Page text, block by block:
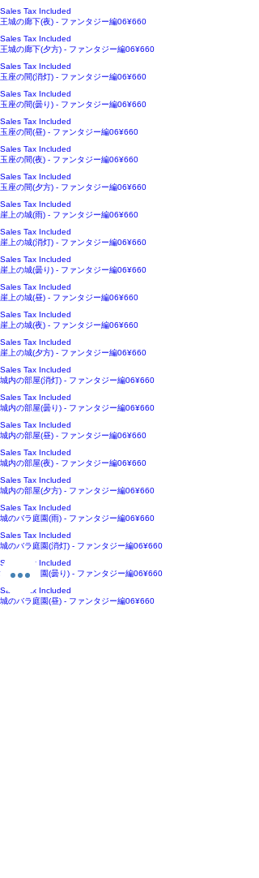
Sales Tax Included
王城の廊下(夜) - ファンタジー編06Price
¥660
Sales Tax Included
王城の廊下(夕方) - ファンタジー編06Price
¥660
Sales Tax Included
玉座の間(消灯) - ファンタジー編06Price
¥660
Sales Tax Included
玉座の間(曇り) - ファンタジー編06Price
¥660
Sales Tax Included
玉座の間(昼) - ファンタジー編06Price
¥660
Sales Tax Included
玉座の間(夜) - ファンタジー編06Price
¥660
Sales Tax Included
玉座の間(夕方) - ファンタジー編06Price
¥660
Sales Tax Included
崖上の城(雨) - ファンタジー編06Price
¥660
Sales Tax Included
崖上の城(消灯) - ファンタジー編06Price
¥660
Sales Tax Included
崖上の城(曇り) - ファンタジー編06Price
¥660
Sales Tax Included
崖上の城(昼) - ファンタジー編06Price
¥660
Sales Tax Included
崖上の城(夜) - ファンタジー編06Price
¥660
Sales Tax Included
崖上の城(夕方) - ファンタジー編06Price
¥660
Sales Tax Included
城内の部屋(消灯) - ファンタジー編06Price
¥660
Sales Tax Included
城内の部屋(曇り) - ファンタジー編06Price
¥660
Sales Tax Included
城内の部屋(昼) - ファンタジー編06Price
¥660
Sales Tax Included
城内の部屋(夜) - ファンタジー編06Price
¥660
Sales Tax Included
城内の部屋(夕方) - ファンタジー編06Price
¥660
Sales Tax Included
城のバラ庭園(雨) - ファンタジー編06Price
¥660
Sales Tax Included
城のバラ庭園(消灯) - ファンタジー編06Price
¥660
Sales Tax Included
城のバラ庭園(曇り) - ファンタジー編06Price
¥660
Sales Tax Included
城のバラ庭園(昼) - ファンタジー編06Price
¥660